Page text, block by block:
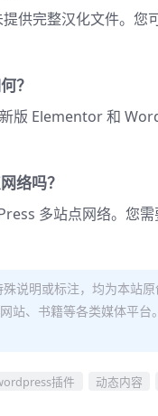
供完整汉化文件。
？
版 Elementor 和
络吗？
多站点网络。您
说明或标注，均为本站
站、书籍等各类媒体平
插件 动态内容